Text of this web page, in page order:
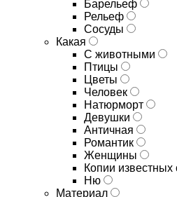
Барельеф
Рельеф
Сосуды
Какая
С животными
Птицы
Цветы
Человек
Натюрморт
Девушки
Античная
Романтик
Женщины
Копии известных
Ню
Материал